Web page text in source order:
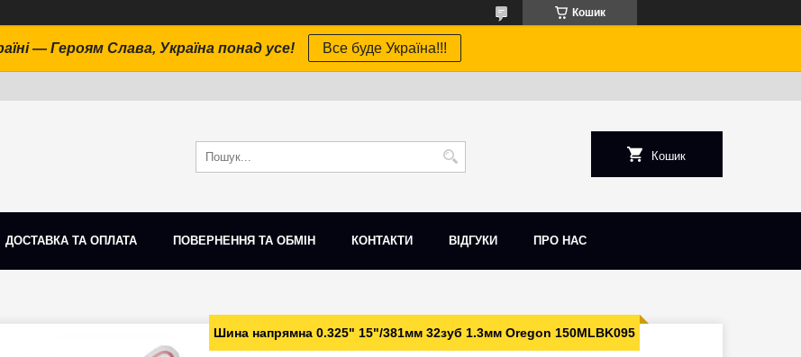
Кошик
— Героям Слава, Україна понад усе! Все буде Україна!!!
Кошик
ДОСТАВКА ТА ОПЛАТА ПОВЕРНЕННЯ ТА ОБМІН КОНТАКТИ ВІДГУКИ ПРО НАС
Шина напрямна 0.325" 15"/381мм 32зуб 1.3мм Oregon 150MLBK095